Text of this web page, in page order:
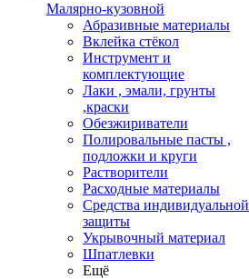
Малярно-кузовной
Абразивные материалы
Вклейка стёкол
Инструмент и
комплектующие
Лаки , эмали, грунты
,краски
Обезжириватели
Полировальные пасты ,
подложки и круги
Растворители
Расходные материалы
Средства индивидуальной
защиты
Укрывочный материал
Шпатлевки
Ещё